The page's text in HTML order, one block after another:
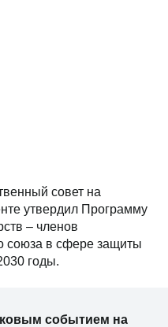
совет на
утвердил Программу
– членов
союза в сфере защиты
годы.
событием на